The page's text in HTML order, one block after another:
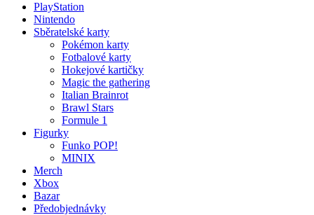
PlayStation
Nintendo
Sběratelské karty
Pokémon karty
Fotbalové karty
Hokejové kartičky
Magic the gathering
Italian Brainrot
Brawl Stars
Formule 1
Figurky
Funko POP!
MINIX
Merch
Xbox
Bazar
Předobjednávky